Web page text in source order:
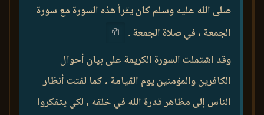
صلى الله عليه وسلم كان يقرأ هذه السورة مع سورة
الجمعة ، في صلاة الجمعة .
وقد اشتملت السورة الكريمة على بيان أحوال
الكافرين والمؤمنين يوم القيامة ، كما لفتت أنظار
الناس إلى مظاهر قدرة الله في خلقه ، لكي يتفكروا